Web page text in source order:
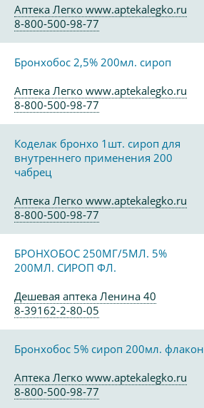
Аптека Легко www.aptekalegko.ru
8-800-500-98-77
Бронхобос 2,5% 200мл. сироп
Аптека Легко www.aptekalegko.ru
8-800-500-98-77
Коделак бронхо 1шт. сироп для
внутреннего применения 200
чабрец
Аптека Легко www.aptekalegko.ru
8-800-500-98-77
БРОНХОБОС 250МГ/5МЛ. 5%
200МЛ. СИРОП ФЛ.
Дешевая аптека Ленина 40
8-39162-2-80-05
Бронхобос 5% сироп 200мл. флакон
Аптека Легко www.aptekalegko.ru
8-800-500-98-77